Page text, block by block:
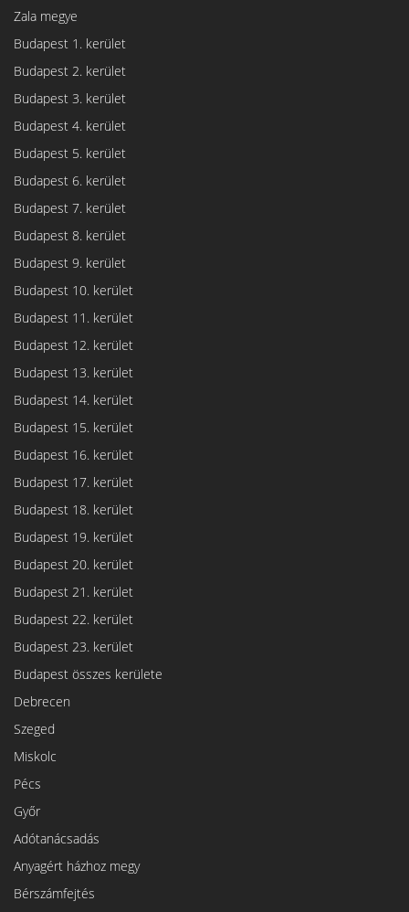
Zala megye
Budapest 1. kerület
Budapest 2. kerület
Budapest 3. kerület
Budapest 4. kerület
Budapest 5. kerület
Budapest 6. kerület
Budapest 7. kerület
Budapest 8. kerület
Budapest 9. kerület
Budapest 10. kerület
Budapest 11. kerület
Budapest 12. kerület
Budapest 13. kerület
Budapest 14. kerület
Budapest 15. kerület
Budapest 16. kerület
Budapest 17. kerület
Budapest 18. kerület
Budapest 19. kerület
Budapest 20. kerület
Budapest 21. kerület
Budapest 22. kerület
Budapest 23. kerület
Budapest összes kerülete
Debrecen
Szeged
Miskolc
Pécs
Győr
Adótanácsadás
Anyagért házhoz megy
Bérszámfejtés